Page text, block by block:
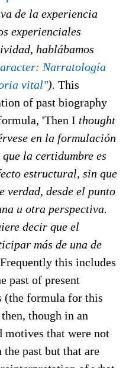
de la experiencia
experienciales
hablábamos
Narratología
vital"). This
of past biography
'Then I thought
en la formulación
la certidumbre es
estructural, sin que
verdad, desde el punto
u otra perspectiva.
decir que el
más de una de
Frequently this includes
past of present
(the formula for this
though in an
motives that were not
past but that are